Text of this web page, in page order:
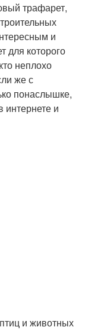
трафарет,
и
для которого
неплохо
же с
понаслышке,
и
и животных